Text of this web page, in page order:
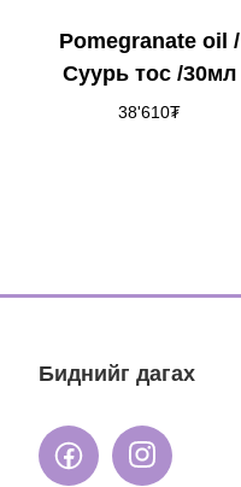
Pomegranate oil /
Cуурь тос /30мл
38'610₮
Биднийг дагах